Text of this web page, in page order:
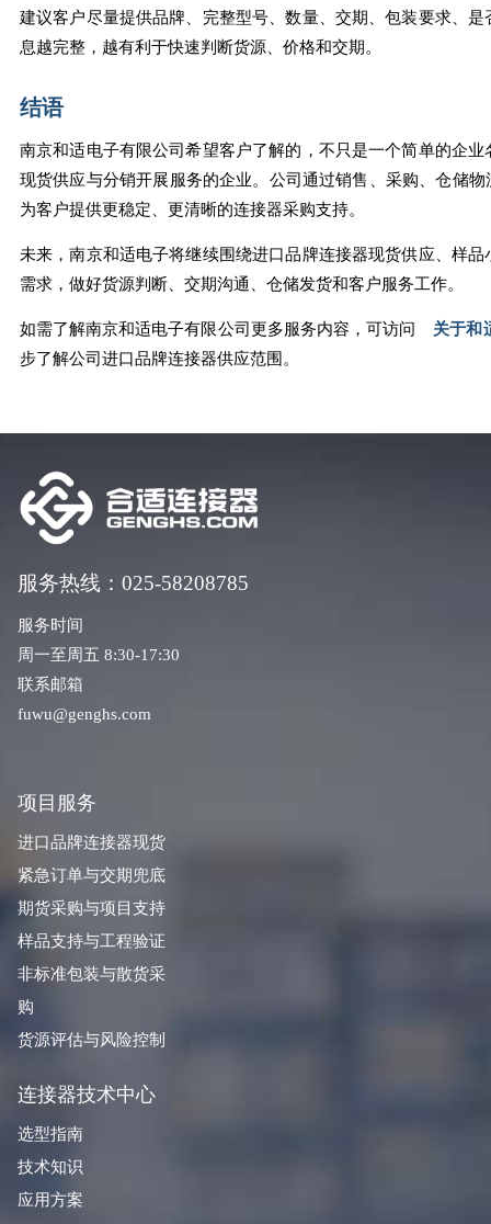
建议客户尽量提供品牌、完整型号、数量、交期、包装要求、
息越完整，越有利于快速判断货源、价格和交期。
结语
南京和适电子有限公司希望客户了解的，不只是一个简单的企
现货供应与分销开展服务的企业。公司通过销售、采购、仓储
为客户提供更稳定、更清晰的连接器采购支持。
未来，南京和适电子将继续围绕进口品牌连接器现货供应、样
需求，做好货源判断、交期沟通、仓储发货和客户服务工作。
如需了解南京和适电子有限公司更多服务内容，可访问 关于和
步了解公司进口品牌连接器供应范围。
服务热线：025-58208785
服务时间
周一至周五 8:30-17:30
联系邮箱
fuwu@genghs.com
项目服务
进口品牌连接器现货
紧急订单与交期兜底
期货采购与项目支持
样品支持与工程验证
非标准包装与散货采
购
货源评估与风险控制
连接器技术中心
选型指南
技术知识
应用方案